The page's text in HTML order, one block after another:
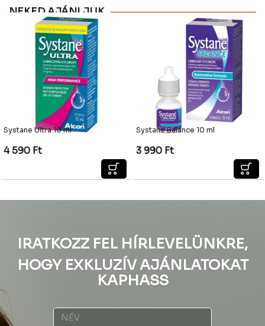
NEKED AJÁNLJUK
Systane Ultra 10 ml
4 590 Ft
Systane Balance 10 ml
3 990 Ft
IRATKOZZ FEL HÍRLEVELÜNKRE,
HOGY EXKLUZÍV AJÁNLATOKAT
KAPHASS